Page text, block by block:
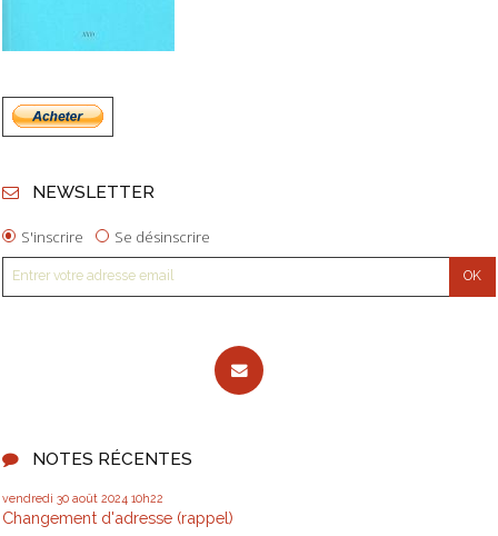
NEWSLETTER
S'inscrire Se désinscrire
NOTES RÉCENTES
vendredi 30 août 2024 10h22
Changement d'adresse (rappel)